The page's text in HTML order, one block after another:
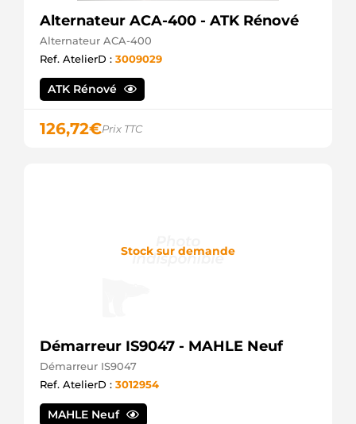
Alternateur ACA-400 - ATK Rénové
Alternateur ACA-400
Ref. AtelierD : 3009029
ATK Rénové
126,72€Prix TTC
Stock sur demande
Démarreur IS9047 - MAHLE Neuf
Démarreur IS9047
Ref. AtelierD : 3012954
MAHLE Neuf